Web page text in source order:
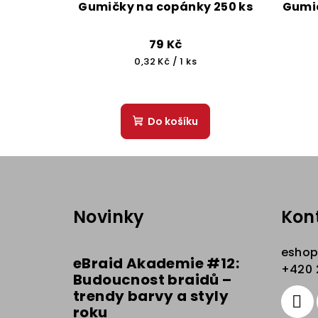
Gumičky na copánky 250 ks
79 Kč
Měrná
0,32 Kč / 1 ks
Do košíku
Novinky
eBraid Akademie #12:
Budoucnost braidů –
trendy barvy a styly
roku
eshop
+420